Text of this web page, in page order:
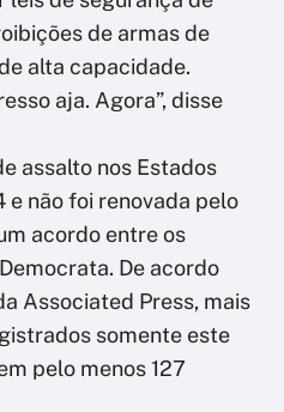
de armas de
alta capacidade.
aja. Agora”, disse
assalto nos Estados
e não foi renovada pelo
acordo entre os
De acordo
Associated Press, mais
somente este
pelo menos 127